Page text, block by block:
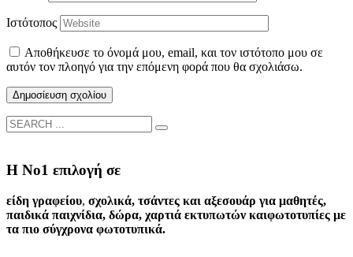
Ιστότοπος
Αποθήκευσε το όνομά μου, email, και τον ιστότοπο μου σε
αυτόν τον πλοηγό για την επόμενη φορά που θα σχολιάσω.
Η Νο1 επιλογή σε
είδη γραφείου, σχολικά, τσάντες και αξεσουάρ για μαθητές,
παιδικά παιχνίδια, δώρα, χαρτιά εκτυπωτών καιφωτοτυπίες με
τα πιο σύγχρονα φωτοτυπικά.